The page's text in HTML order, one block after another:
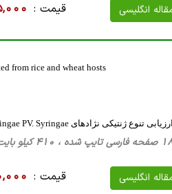
انگلیسی قیمت :
from rice and wheat hosts
انگلیسی قیمت :